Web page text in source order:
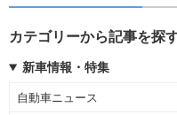
カテゴリーから記事を探
新車情報・特集
自動車ニュース